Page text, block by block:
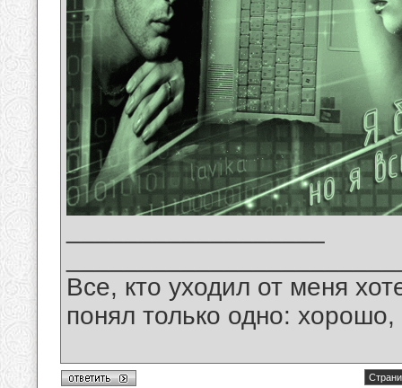
Все, кто уходил от меня
понял только одно: